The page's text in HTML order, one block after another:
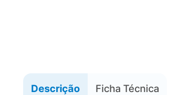
Descrição Ficha Técnica